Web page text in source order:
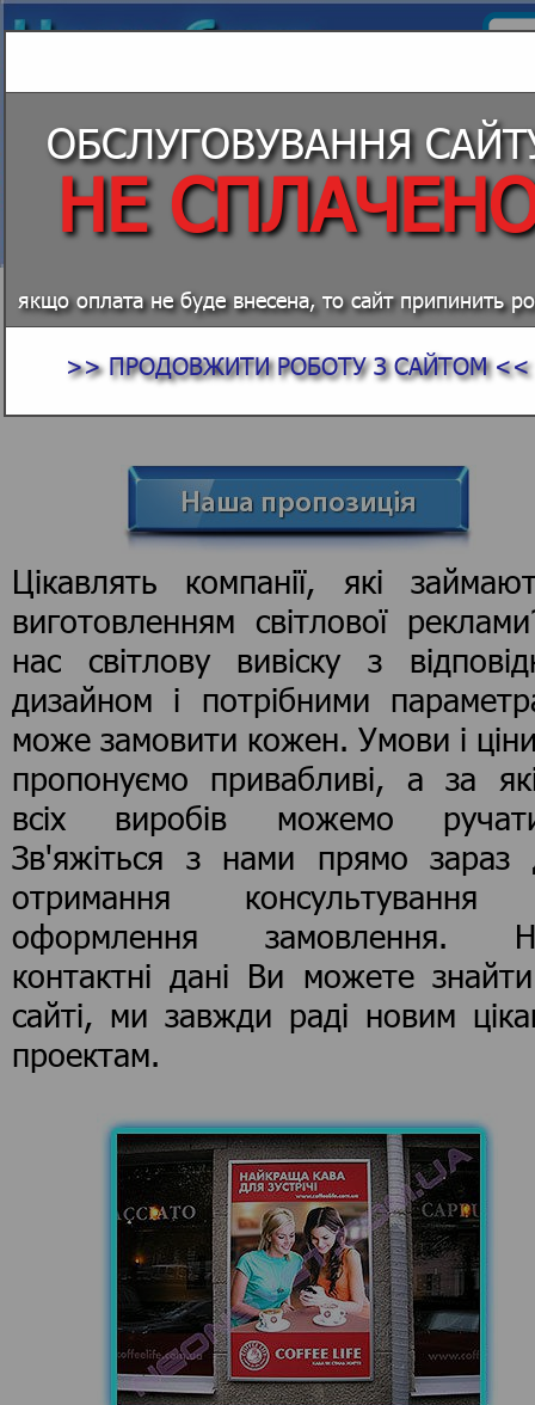
СВІТЛОВІ ВИВІСКИ
ВИГОТОВЛЕННЯ
РЕКЛАМИ
Цікавлять компанії, які
виготовленням світлової
нас світлову вивіску з
дизайном і потрібними
може замовити кожен. Умови і
пропонуємо привабливі, а за
всіх виробів можемо
Зв'яжіться з нами прямо зараз
отримання
оформлення замовлення.
контактні дані Ви можете
сайті, ми завжди раді новим
проектам.
ОБСЛУГОВУВАННЯ
НЕ
якщо оплата не буде внесена, то сайт припинить
>> ПРОДОВЖИТИ РОБОТУ З САЙТОМ <<